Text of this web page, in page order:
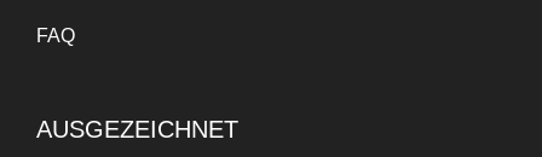
FAQ
AUSGEZEICHNET